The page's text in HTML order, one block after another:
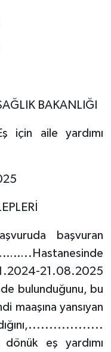
BAKANLIĞI
için aile yardımı
başvuran
21.08.2025
bulunduğunu, bu
maaşına yansıyan
eş yardımı